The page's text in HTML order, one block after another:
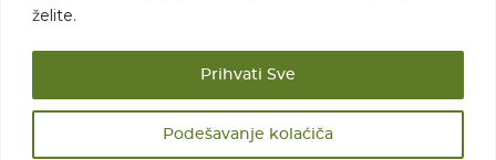
želite.
Podešavanje kolaćiča
Prihvati Sve
Sva prava zadržana. 2007 - 2026. © Agromedia d.o.o.
Uslovi korišćenja
Politika privatnosti Uslovi korišćenja i kupovine